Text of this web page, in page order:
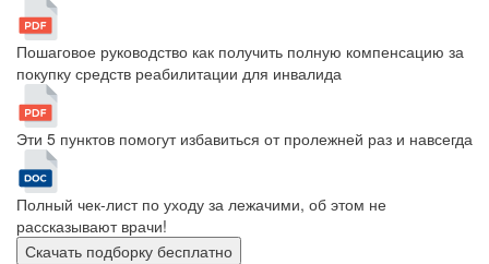
Пошаговое руководство как получить полную компенсацию за
покупку средств реабилитации для инвалида
Эти 5 пунктов помогут избавиться от пролежней раз и навсегда
Полный чек-лист по уходу за лежачими, об этом не
рассказывают врачи!
Скачать подборку бесплатно